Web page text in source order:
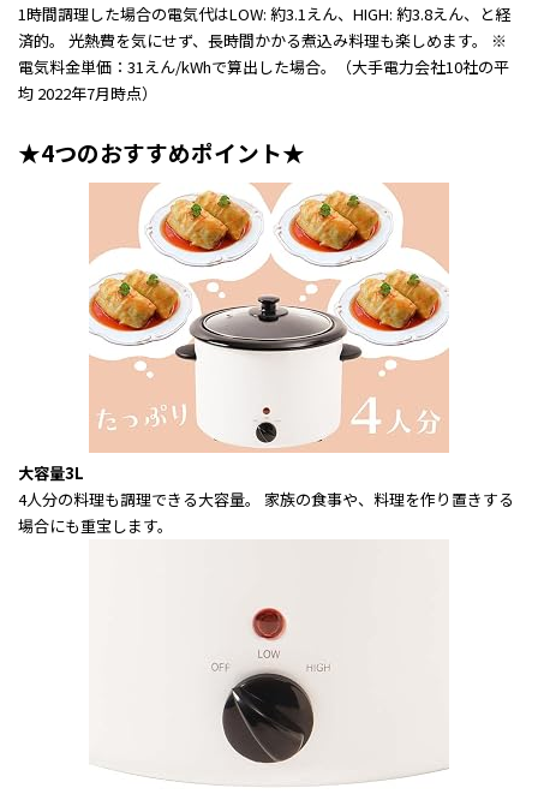
1時間調理した場合の電気代はLOW: 約3.1えん、HIGH: 約3.8えん、と経
済的。 光熱費を気にせず、長時間かかる煮込み料理も楽しめます。 ※
電気料金単価：31えん/kWhで算出した場合。（大手電力会社10社の平
均 2022年7月時点）
★4つのおすすめポイント★
大容量3L
4人分の料理も調理できる大容量。 家族の食事や、料理を作り置きする
場合にも重宝します。